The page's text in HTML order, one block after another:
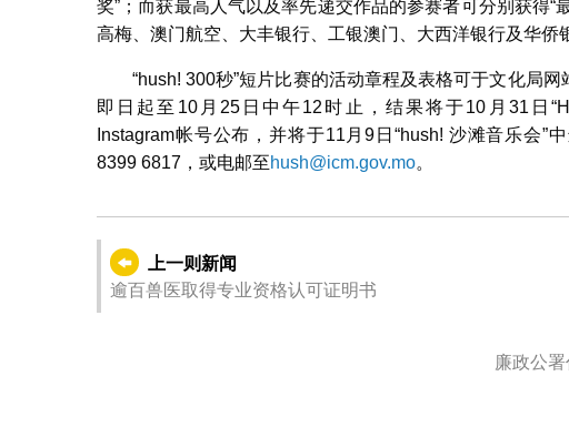
奖”；而获最高人气以及率先递交作品的参赛者可分别获得“
高梅、澳门航空、大丰银行、工银澳门、大西洋银行及华侨
“hush! 300秒”短片比赛的活动章程及表格可于文化局网
即日起至10月25日中午12时止，结果将于10月31日
Instagram帐号公布，并将于11月9日“hush! 沙滩音乐会
8399 6817，或电邮至hush@icm.gov.mo。
上一则新闻
逾百兽医取得专业资格认可证明书
廉政公